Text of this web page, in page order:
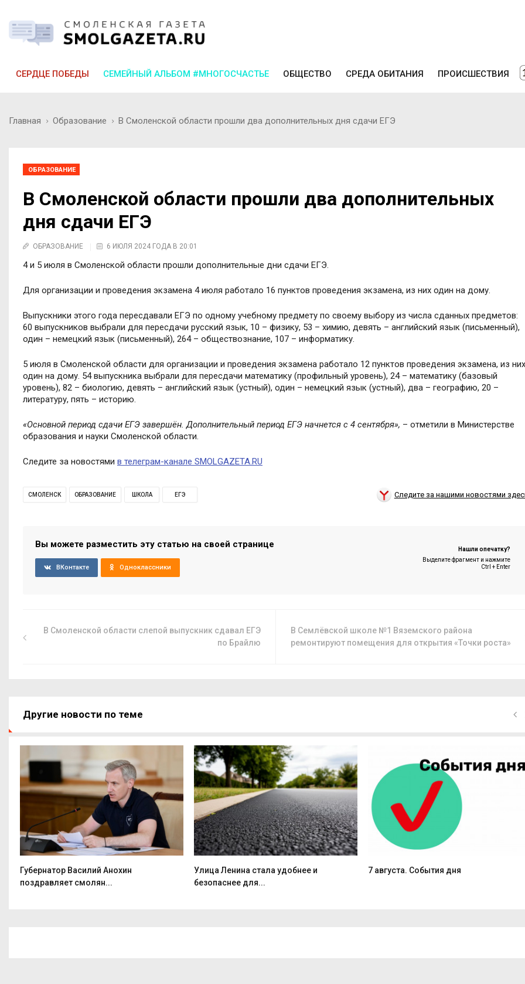
СЕРДЦЕ ПОБЕДЫ СЕМЕЙНЫЙ АЛЬБОМ #МНОГОСЧАСТЬЕ ОБЩЕСТВО СРЕДА ОБИТАНИЯ ПРОИСШЕСТВИЯ
Главная Образование В Смоленской области прошли два дополнительных дня сдачи ЕГЭ
ОБРАЗОВАНИЕ
В Смоленской области прошли два дополнительных
дня сдачи ЕГЭ
ОБРАЗОВАНИЕ 6 ИЮЛЯ 2024 ГОДА В 20:01
4 и 5 июля в Смоленской области прошли дополнительные дни сдачи ЕГЭ.
Для организации и проведения экзамена 4 июля работало 16 пунктов проведения экзамена, из них один на дому.
Выпускники этого года пересдавали ЕГЭ по одному учебному предмету по своему выбору из числа сданных предметов:
60 выпускников выбрали для пересдачи русский язык, 10 – физику, 53 – химию, девять – английский язык (письменный),
один – немецкий язык (письменный), 264 – обществознание, 107 – информатику.
5 июля в Смоленской области для организации и проведения экзамена работало 12 пунктов проведения экзамена, из них
один на дому. 54 выпускника выбрали для пересдачи математику (профильный уровень), 24 – математику (базовый
уровень), 82 – биологию, девять – английский язык (устный), один – немецкий язык (устный), два – географию, 20 –
литературу, пять – историю.
«Основной период сдачи ЕГЭ завершён. Дополнительный период ЕГЭ начнется с 4 сентября», – отметили в Министерстве
образования и науки Смоленской области.
Следите за новостями в телеграм-канале SMOLGAZETA.RU
СМОЛЕНСК ОБРАЗОВАНИЕ ШКОЛА ЕГЭ Следите за нашими новостями
Вы можете разместить эту статью на своей странице
ВКонтакте Одноклассники
Нашли опечатку?
Выделите фрагмент и нажмите
Ctrl + Enter
В Смоленской области слепой выпускник сдавал ЕГЭ
по Брайлю
В Семлëвской школе №1 Вяземского района
ремонтируют помещения для открытия «Точки роста»
Другие новости по теме
Губернатор Василий Анохин
поздравляет смолян...
Улица Ленина стала удобнее и
безопаснее для...
7 августа. События дня